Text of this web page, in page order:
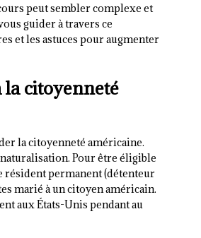
peut sembler complexe et
guider à travers ce
et les astuces pour augmenter
citoyenneté
la citoyenneté américaine.
Pour être éligible
résident permanent (détenteur
marié à un citoyen américain.
aux États-Unis pendant au